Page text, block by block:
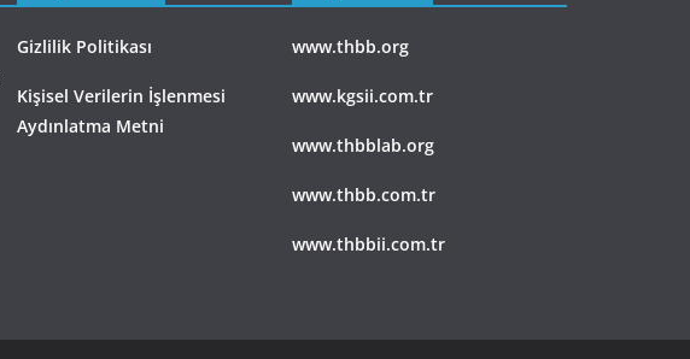
Gizlilik Politikası
Kişisel Verilerin İşlenmesi
Aydınlatma Metni
www.thbb.org
www.kgsii.com.tr
www.thbblab.org
www.thbb.com.tr
www.thbbii.com.tr